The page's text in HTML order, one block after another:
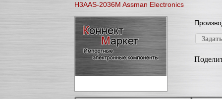
H3AAS-2036M Assman Electronics